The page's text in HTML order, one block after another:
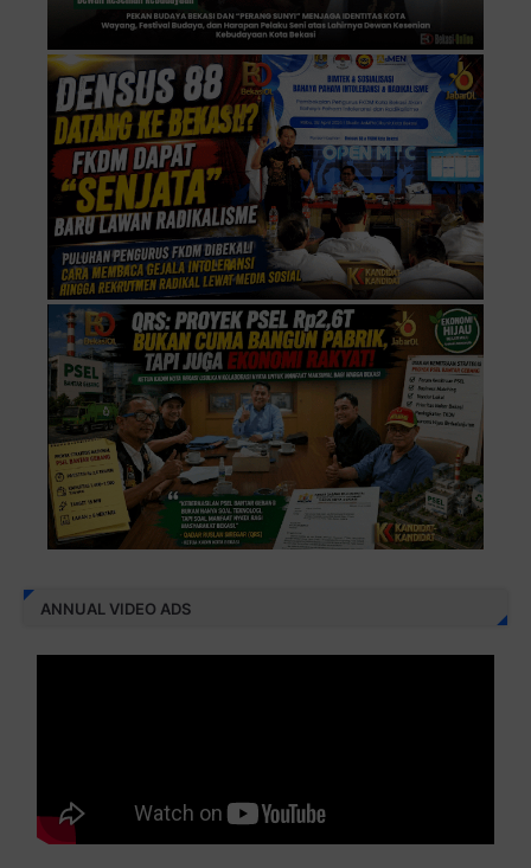
ANNUAL VIDEO ADS